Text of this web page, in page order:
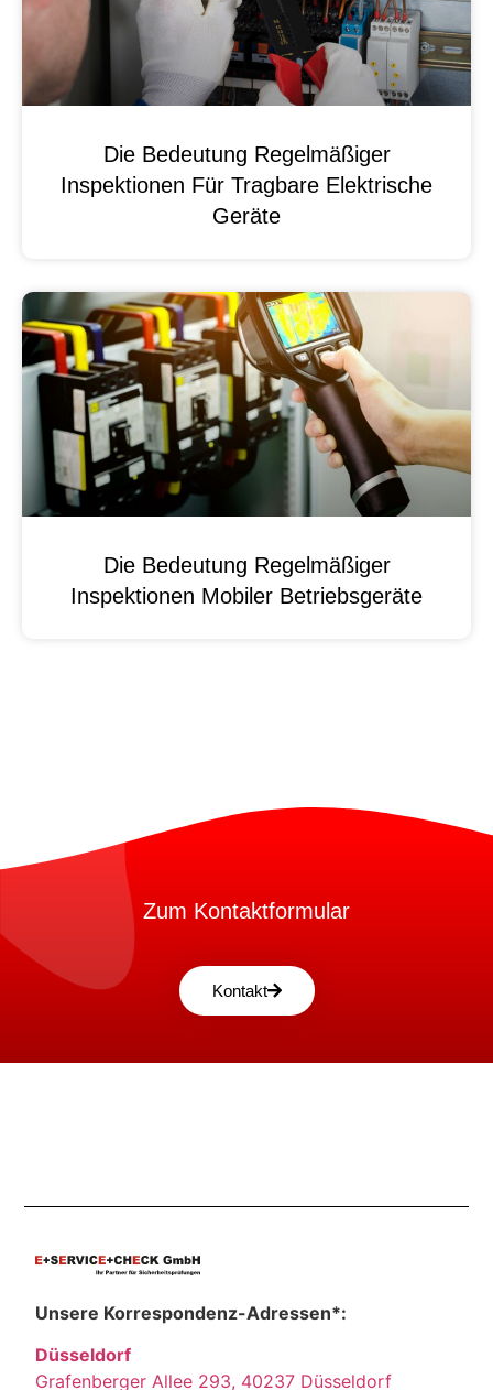
Die Bedeutung Regelmäßiger
Inspektionen Für Tragbare Elektrische
Geräte
Die Bedeutung Regelmäßiger
Inspektionen Mobiler Betriebsgeräte
Zum Kontaktformular
Kontakt
Unsere Korrespondenz-Adressen*:
Düsseldorf
Grafenberger Allee 293, 40237 Düsseldorf